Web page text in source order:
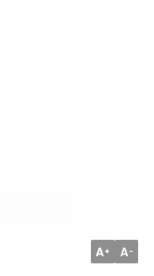
A+ A-